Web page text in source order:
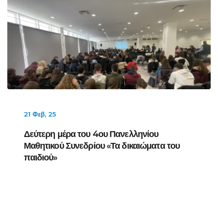
21 Φεβ, 25
Δεύτερη μέρα του 4ου Πανελληνίου
Μαθητικού Συνεδρίου «Τα δικαιώματα του
παιδιού»